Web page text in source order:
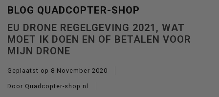
BLOG QUADCOPTER-SHOP
EU DRONE REGELGEVING 2021, WAT
MOET IK DOEN EN OF BETALEN VOOR
MIJN DRONE
Geplaatst op 8 November 2020
Door Quadcopter-shop.nl